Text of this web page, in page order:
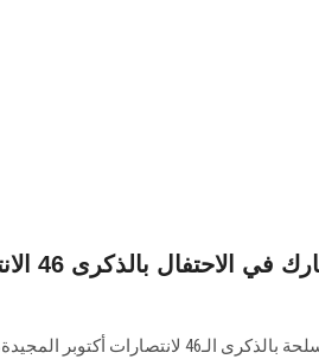
جامعة عين
في إطار إحتفالات القوات المسلحة بالذكرى الـ46